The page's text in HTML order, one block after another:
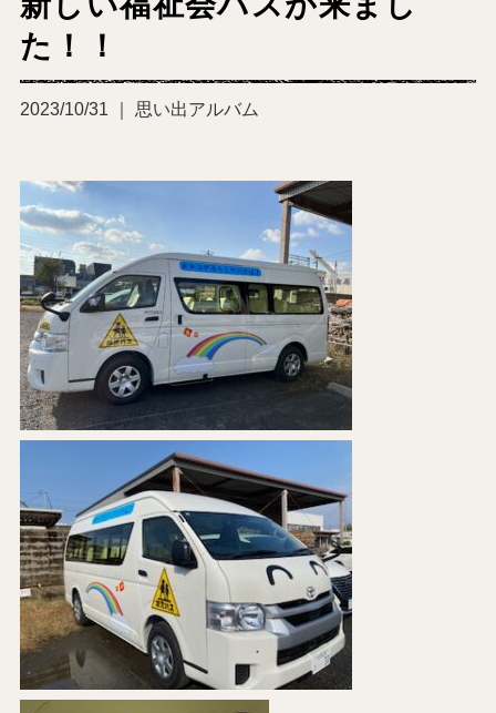
た！！
2023/10/31 ｜ 思い出アルバム